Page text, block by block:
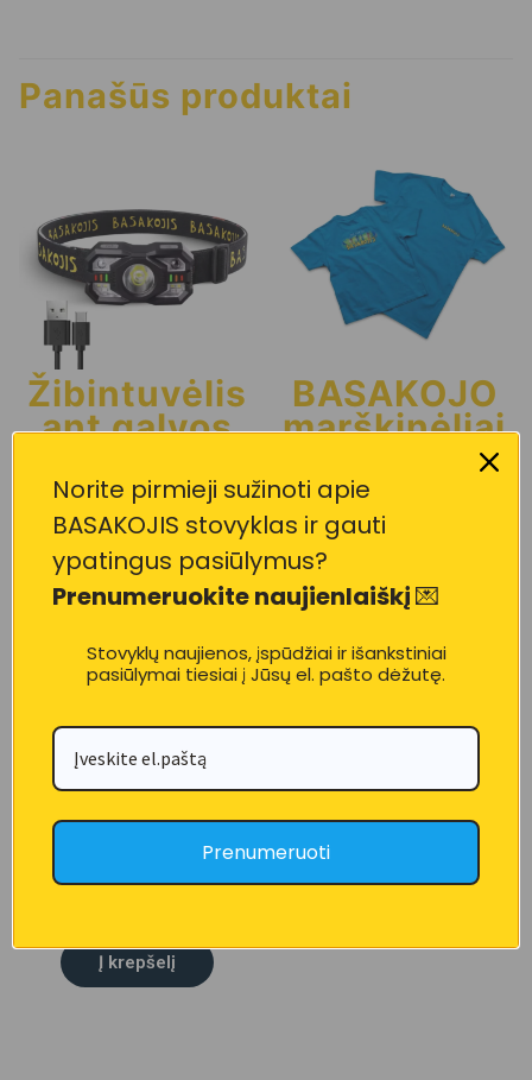
Panašūs produktai
Žibintuvėlis
ant galvos
Į krepšelį
BASAKOJO
marškinėliai
Į krepšelį
BASAKOJO
džemperis
Į krepšelį
Norite pirmieji sužinoti apie
BASAKOJIS stovyklas ir gauti
ypatingus pasiūlymus?
Prenumeruokite naujienlaiškį💌
Stovyklų naujienos, įspūdžiai ir išankstiniai
pasiūlymai tiesiai į Jūsų el. pašto dėžutę.
Prenumeruoti